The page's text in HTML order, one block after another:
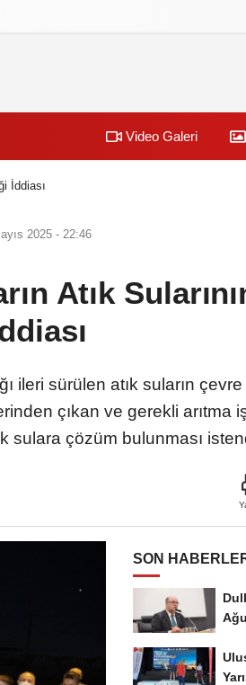
Video Galeri
İddiası
2025 - 22:46
Atık
ileri sürülen atık suların çevre
çıkan ve gerekli arıtma
sulara çözüm bulunması
SON